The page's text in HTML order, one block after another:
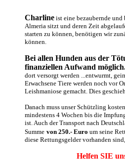
Charline ist eine bezaubernde
Almeria sitzt und deren Zeit
starten zu können, benötigen wir
können.
Bei allen Hunden aus der
finanziellen Aufwand
dort versorgt werden ...entwurmt,
Erwachsene Tiere werden noch vor
Leishmaniose gemacht. Dies
Danach muss unser Schützling
mindestens 4 Wochen bis die
ist. Auch der Transport nach
Summe von 250.- Euro um seine
diese Rettungsgelder vorhanden
Helfen SIE